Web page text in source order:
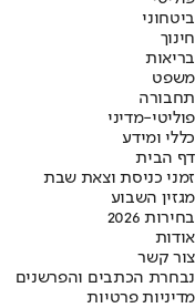
ביטחוני
חינוך
בריאות
משפט
תחבורה
פוליטי-מדיני
כללי ומידע
דף הבית
זמני כניסת וצאת שבת
מגזין השבוע
בחירות 2026
אודות
צור קשר
נבחרת הכתבים והפרשנים
מדיניות פרטיות